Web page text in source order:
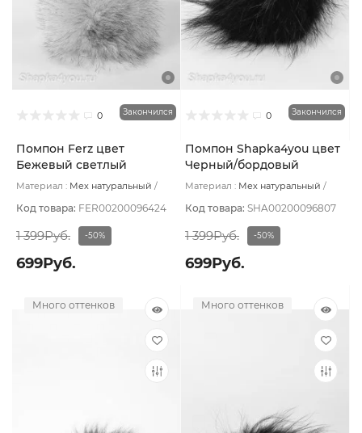
0 Закончился
Помпон Ferz цвет
Бежевый светлый
Материал : Мех натуральный
Код товара: FER00200096424
1 399Руб. -50%
699Руб.
0 Закончился
Помпон Shapka4you цвет
Черный/бордовый
Материал : Мех натуральный
Код товара: SHA00200096807
1 399Руб. -50%
699Руб.
Много оттенков Много оттенков